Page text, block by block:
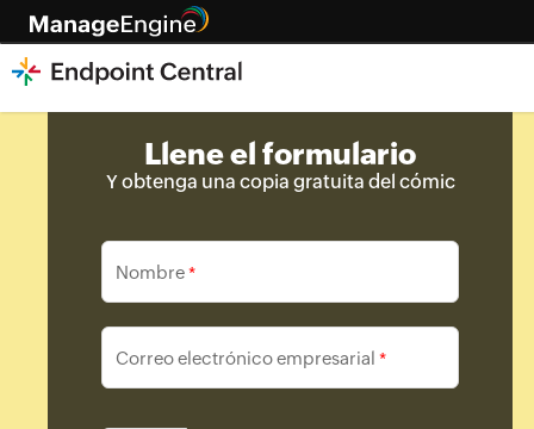
Llene el formulario
Y obtenga una copia gratuita del cómic
Nombre*
Correo electrónico empresarial *